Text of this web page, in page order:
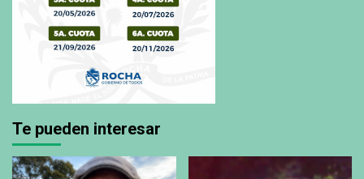
Te pueden interesar